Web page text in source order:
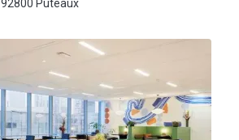
Rue Jean Jaures, 92800 Puteaux